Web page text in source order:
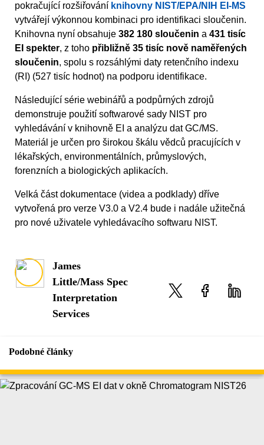
pokračující rozšiřování knihovny NIST/EPA/NIH EI-MS
vytvářejí výkonnou kombinaci pro identifikaci sloučenin.
Knihovna nyní obsahuje 382 180 sloučenin a 431 tisíc
EI spekter, z toho přibližně 35 tisíc nově naměřených
sloučenin, spolu s rozsáhlými daty retenčního indexu
(RI) (527 tisíc hodnot) na podporu identifikace.
Následující série webinářů a podpůrných zdrojů
demonstruje použití softwarové sady NIST pro
vyhledávání v knihovně EI a analýzu dat GC/MS.
Materiál je určen pro širokou škálu vědců pracujících v
lékařských, environmentálních, průmyslových,
forenzních a biologických aplikacích.
Velká část dokumentace (videa a podklady) dříve
vytvořená pro verze V3.0 a V2.4 bude i nadále užitečná
pro nové uživatele vyhledávacího softwaru NIST.
James
Little/Mass Spec
Interpretation
Services
Podobné články